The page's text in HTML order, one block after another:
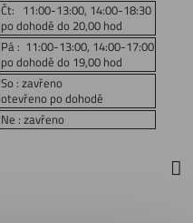
Čt: 11:00-13:00, 14:00-18:30
po dohodě do 20,00 hod
Pá : 11:00-13:00, 14:00-17:00
po dohodě do 19,00 hod
So : zavřeno
otevřeno po dohodě
Ne : zavřeno